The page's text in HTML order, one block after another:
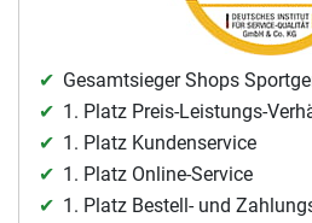
Gesamtsieger Shops
1. Platz Preis-Leistungs-
1. Platz Kundenservice
1. Platz Online-Service
1. Platz Bestell- und